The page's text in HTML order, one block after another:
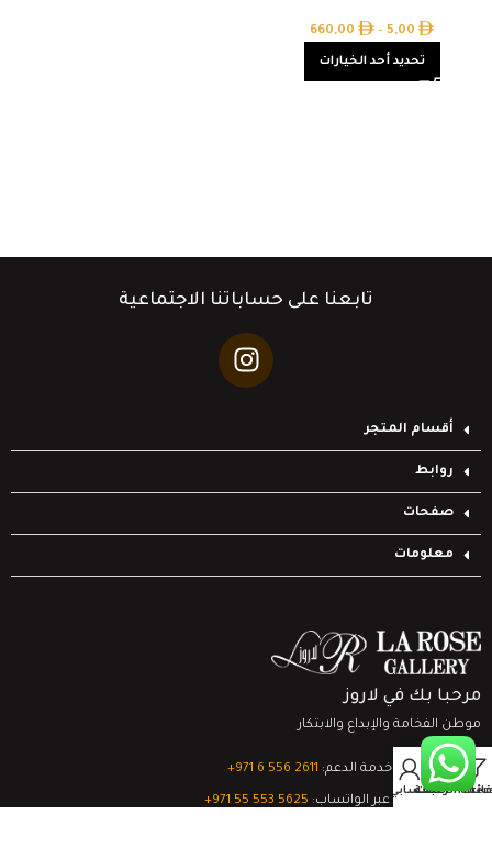
5,00
–
660,00
تحديد أحد الخيارات
تابعنا على حساباتنا الاجتماعية
أقسام المتجر
روابط
صفحات
معلومات
مرحبا بك في لاروز
موطن الفخامة والإبداع والابتكار
تواصل مع خدمة الدعم: ‎+971 6 556 2611
الدعم الفني عبر الواتساب: ‎+971 55 553 5625
قائمة الرغبات
0
السلةحسابي